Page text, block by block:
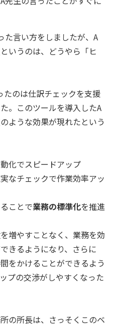
た言い方をしましたが、A
いうのは、どうやら「ヒ
たのは仕訳チェックを支援
。このツールを導入したA
ような効果が現れたという
化でスピードアップ
なチェックで作業効率アッ
ことで業務の標準化を推進
増やすことなく、業務を効
きるようになり、さらに
をかけることができるよう
プの交渉がしやすくなった
の所長は、さっそくこのベ